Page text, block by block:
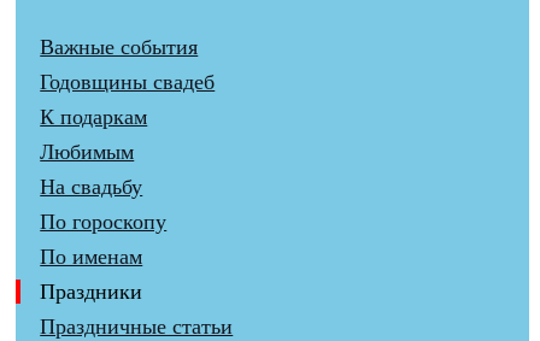
Важные события
Годовщины свадеб
К подаркам
Любимым
На свадьбу
По гороскопу
По именам
Праздники
Праздничные статьи